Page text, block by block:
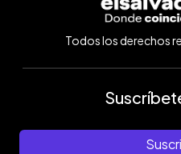
Todos los derechos